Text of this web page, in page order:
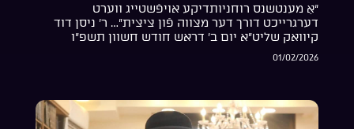
“אַ מענטשנס רוחניותדיקע אויפֿשטייג ווערט
דערגרייכט דורך דער מצווה פֿון ציצית”… ר’ ניסן דוד
קיוואק שליט”א יום ב’ דראש חודש חשוון תשפ”ו
01/02/2026